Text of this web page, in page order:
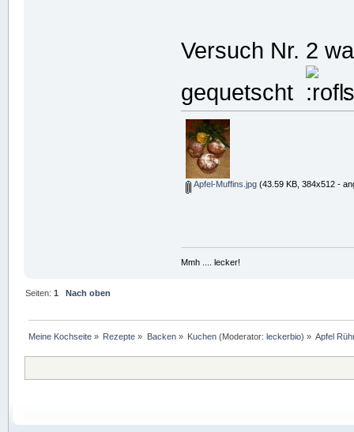
Versuch Nr. 2
gequetscht
Apfel-Muffins.jpg(43.59 KB, 384x512 -
Mmh .... lecker!
Seiten:1 Nach oben
Meine Kochseite » Rezepte » Backen» Kuchen (Moderator:leckerbio) » Apfel